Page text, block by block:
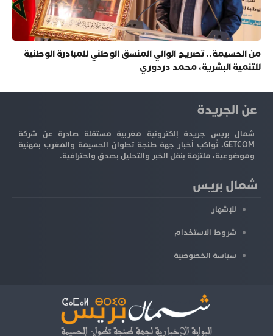
من الحسيمة.. تصريح الوالي المنسق الوطني للمبادرة الوطنية
للتنمية البشرية، محمد دردوري
عن الجريدة
شمال بريس جريدة إلكترونية مغربية مستقلة صادرة عن شركة
GETCOM، تُواكب أخبار جهة طنجة تطوان الحسيمة والمغرب بمهنية
وموضوعية، ملتزمة بنقل الخبر والتحليل بصدق واحترافية.
شمال بريس
للإشهار
شروط الاستخدام
سياسة الخصوصية